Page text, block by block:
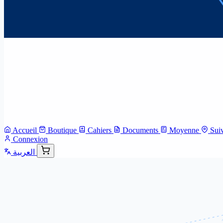
Accueil Boutique Cahiers Documents Moyenne
Connexion
العربية